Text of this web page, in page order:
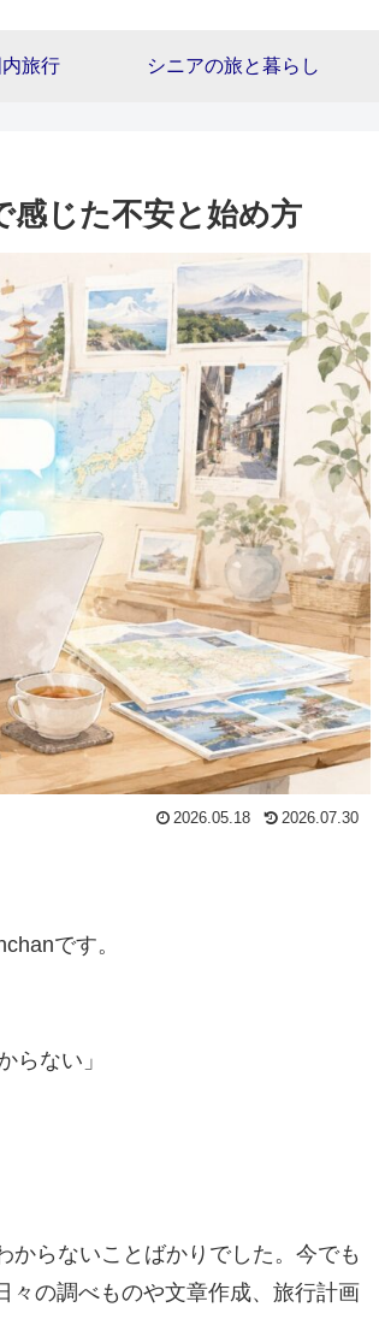
内旅行 シニアの旅と暮らし
感じた不安と始め方
2026.05.18 2026.07.30
です。
らない」
らないことばかりでした。今でも
々の調べものや文章作成、旅行計画